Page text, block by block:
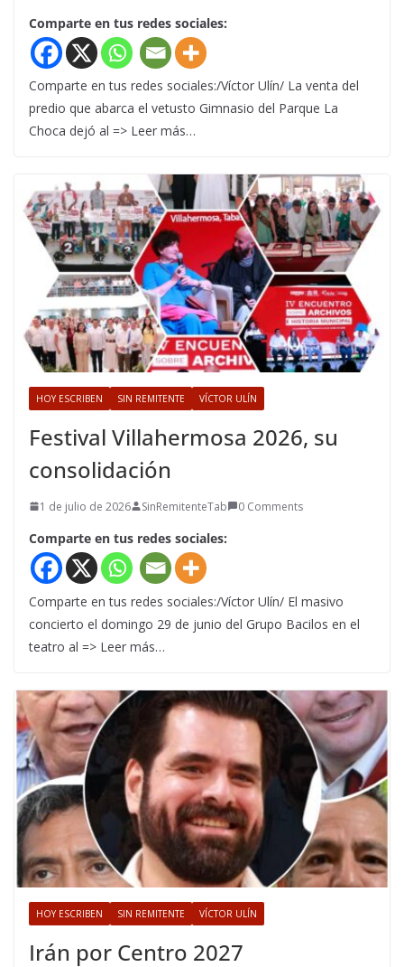
Comparte en tus redes sociales:
Comparte en tus redes sociales:/Víctor Ulín/ La venta del
predio que abarca el vetusto Gimnasio del Parque La
Choca dejó al => Leer más…
HOY ESCRIBEN SIN REMITENTE VÍCTOR ULÍN
Festival Villahermosa 2026, su
consolidación
1 de julio de 2026 SinRemitenteTab 0 Comments
Comparte en tus redes sociales:
Comparte en tus redes sociales:/Víctor Ulín/ El masivo
concierto el domingo 29 de junio del Grupo Bacilos en el
teatro al => Leer más…
HOY ESCRIBEN SIN REMITENTE VÍCTOR ULÍN
Irán por Centro 2027